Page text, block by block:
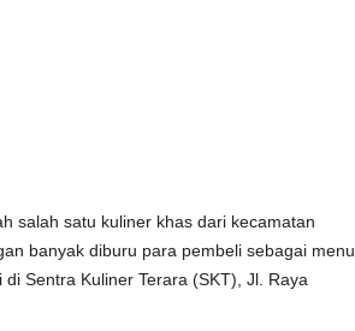
salah satu kuliner khas dari kecamatan
banyak diburu para pembeli sebagai menu
Sentra Kuliner Terara (SKT), Jl. Raya